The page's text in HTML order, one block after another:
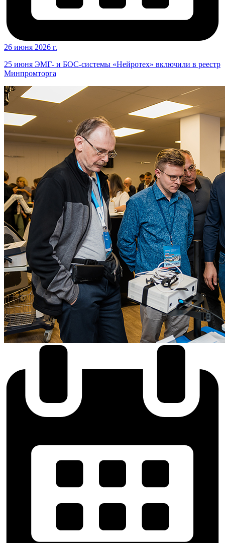
26 июня 2026 г.
25 июня ЭМГ- и БОС-системы «Нейротех» включили в реестр
Минпромторга